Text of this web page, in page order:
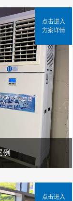
例
点击进入
方案详情
点击进入